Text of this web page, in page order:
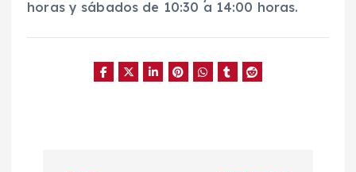
horas y sábados de 10:30 a 14:00 horas.